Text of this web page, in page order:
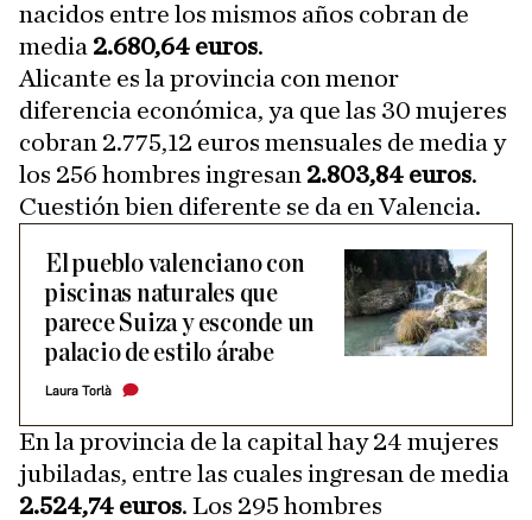
nacidos entre los mismos años cobran de
media 2.680,64 euros.
Alicante es la provincia con menor
diferencia económica, ya que las 30 mujeres
cobran 2.775,12 euros mensuales de media y
los 256 hombres ingresan 2.803,84 euros.
Cuestión bien diferente se da en Valencia.
El pueblo valenciano con
piscinas naturales que
parece Suiza y esconde un
palacio de estilo árabe
Laura Torlà
En la provincia de la capital hay 24 mujeres
jubiladas, entre las cuales ingresan de media
2.524,74 euros. Los 295 hombres